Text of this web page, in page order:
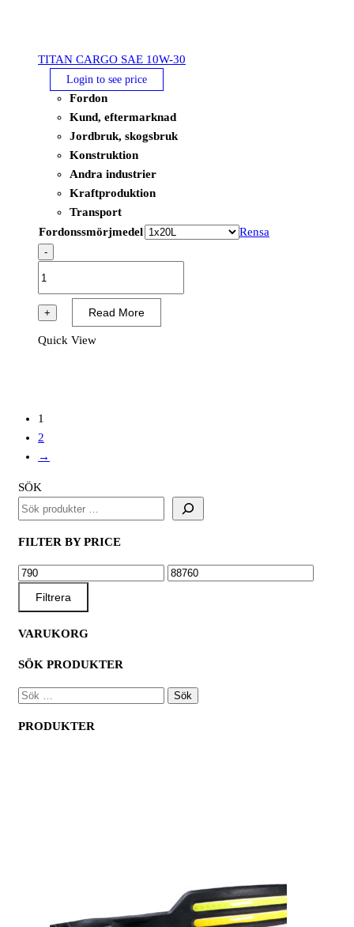
TITAN CARGO SAE 10W-30
Login to see price
Fordon
Kund, eftermarknad
Jordbruk, skogsbruk
Konstruktion
Andra industrier
Kraftproduktion
Transport
Fordonssmörjmedel
Rensa
-
SAE
30
+ Read More
Quick View
1
2
→
SÖK
FILTER BY PRICE
MIN
PRIS
MAX
Filtrera
VARUKORG
SÖK PRODUKTER
SÖK
PRODUKTER